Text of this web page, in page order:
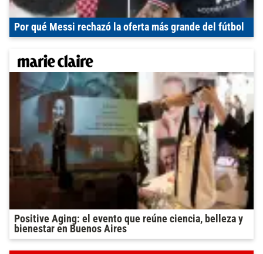
Por qué Messi rechazó la oferta más grande del fútbol
Positive Aging: el evento que reúne ciencia, belleza y
bienestar en Buenos Aires